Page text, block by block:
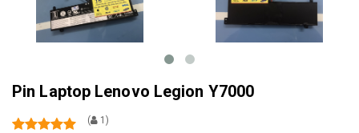
Pin Laptop Lenovo Legion Y7000
( 1)